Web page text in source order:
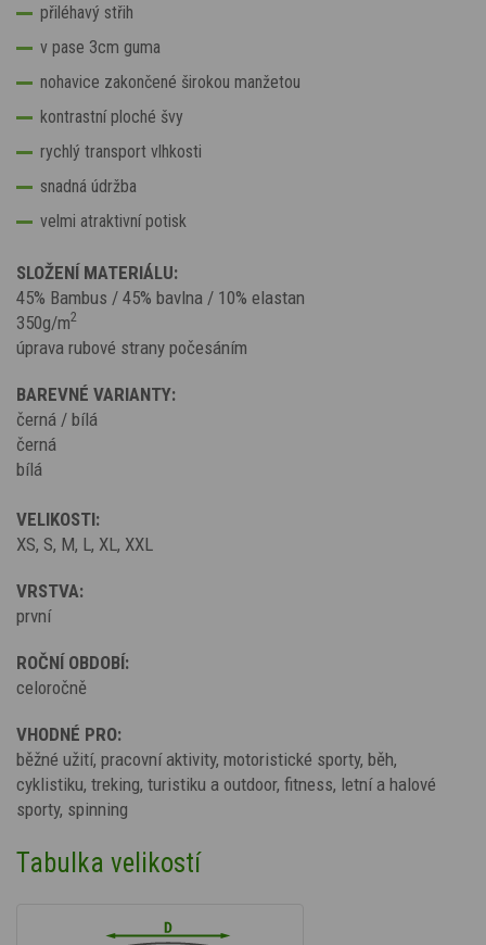
přiléhavý střih
v pase 3cm guma
nohavice zakončené širokou manžetou
kontrastní ploché švy
rychlý transport vlhkosti
snadná údržba
velmi atraktivní potisk
SLOŽENÍ MATERIÁLU:
45% Bambus / 45% bavlna / 10% elastan
350g/m2
úprava rubové strany počesáním
BAREVNÉ VARIANTY:
černá / bílá
černá
bílá
VELIKOSTI:
XS, S, M, L, XL, XXL
VRSTVA:
první
ROČNÍ OBDOBÍ:
celoročně
VHODNÉ PRO:
běžné užití, pracovní aktivity, motoristické sporty, běh,
cyklistiku, treking, turistiku a outdoor, fitness, letní a halové
sporty, spinning
Tabulka velikostí